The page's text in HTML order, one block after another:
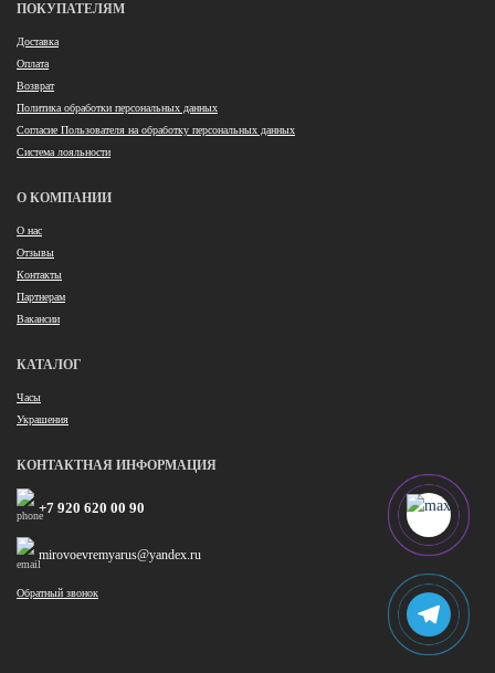
ПОКУПАТЕЛЯМ
Доставка
Оплата
Возврат
Политика обработки персональных данных
Согласие Пользователя на обработку персональных данных
Система лояльности
О КОМПАНИИ
О нас
Отзывы
Контакты
Партнерам
Вакансии
КАТАЛОГ
Часы
Украшения
КОНТАКТНАЯ ИНФОРМАЦИЯ
+7 920 620 00 90
mirovoevremyarus@yandex.ru
Обратный звонок